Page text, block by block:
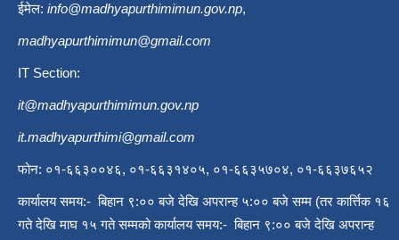
ईमेल: info@madhyapurthimimun.gov.np,
madhyapurthimimun@gmail.com
IT Section:
it@madhyapurthimimun.gov.np
it.madhyapurthimi@gmail.com
फोन: ०१-६६३००४६, ०१-६६३१४०५, ०१-६६३५७०४, ०१-६६३७६५२
कार्यालय समय:- बिहान ९:०० बजे देखि अपरान्ह ५:०० बजे सम्म (तर कार्त्तिक १६
गते देखि माघ १५ गते सम्मको कार्यालय समय:- बिहान ९:०० बजे देखि अपरान्ह